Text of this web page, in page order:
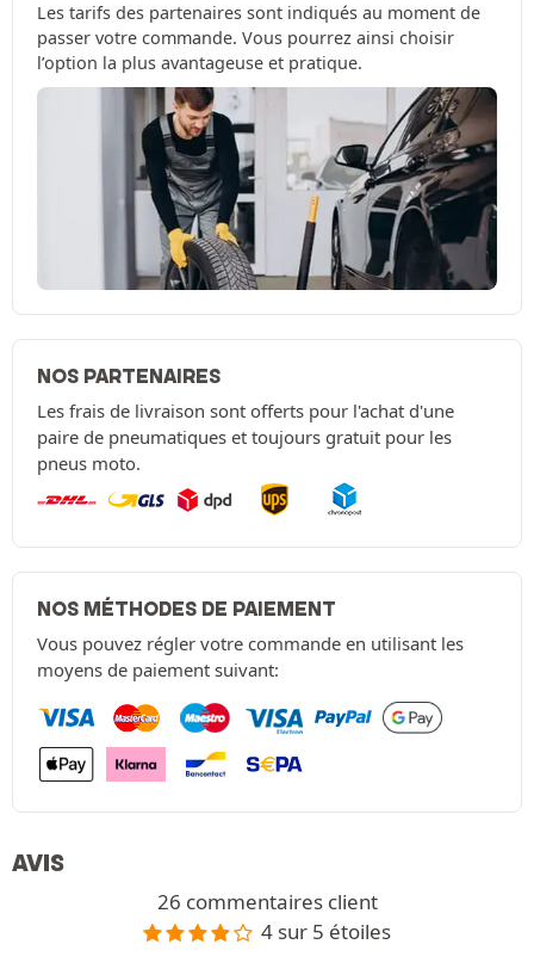
Les tarifs des partenaires sont indiqués au moment de
passer votre commande. Vous pourrez ainsi choisir
l’option la plus avantageuse et pratique.
NOS PARTENAIRES
Les frais de livraison sont offerts pour l'achat d'une
paire de pneumatiques et toujours gratuit pour les
pneus moto.
NOS MÉTHODES DE PAIEMENT
Vous pouvez régler votre commande en utilisant les
moyens de paiement suivant:
AVIS
26 commentaires client
4 sur 5 étoiles